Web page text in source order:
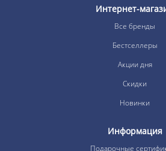
Интернет-
Все бренды
Бестселлеры
Акции дня
Скидки
Новинки
Информация
Подарочные